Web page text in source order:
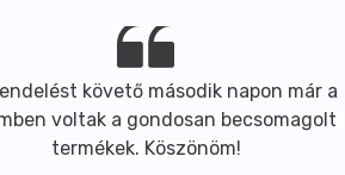
követő második napon már a
voltak a gondosan becsomagolt
termékek. Köszönöm!